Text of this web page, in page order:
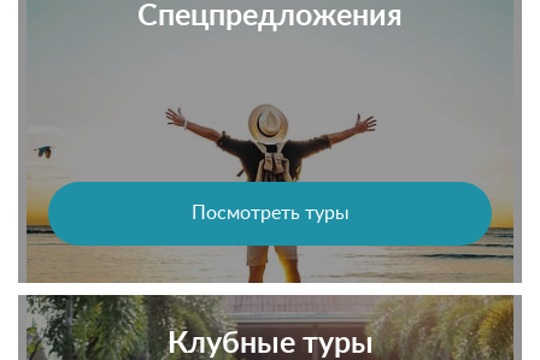
Спецпредложения
Посмотреть туры
Клубные туры